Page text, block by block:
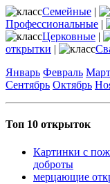
Семейные |
Профессиональные |
Церковные |
открытки |
Январь Февраль Март
Сентябрь Октябрь
Топ 10 открыток
Картинки с
доброты
мерцающие